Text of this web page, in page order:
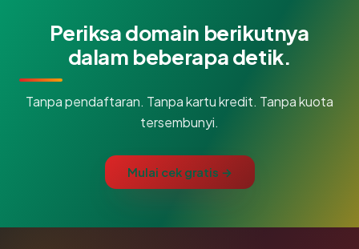
Periksa domain berikutnya
dalam beberapa detik.
Tanpa pendaftaran. Tanpa kartu kredit. Tanpa kuota
tersembunyi.
Mulai cek gratis →